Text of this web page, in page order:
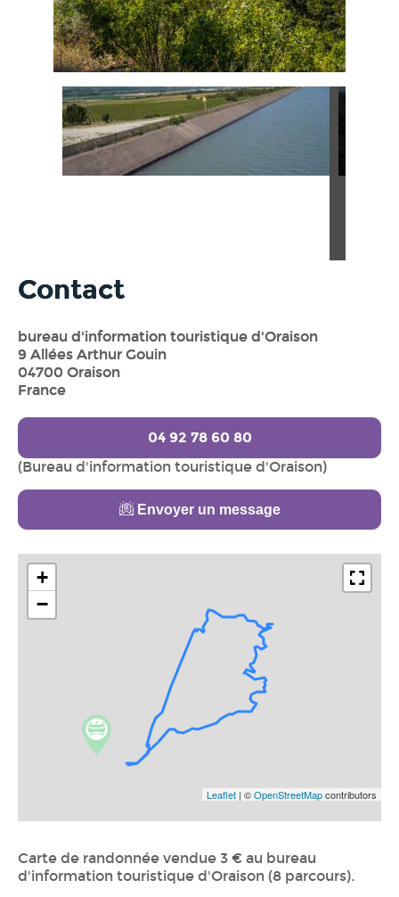
Contact
bureau d'information touristique d'Oraison
9 Allées Arthur Gouin
04700 Oraison
France
04 92 78 60 80
(Bureau d'information touristique d'Oraison)
Envoyer un message
+
−
Leaflet | ©OpenStreetMapcontributors
Carte de randonnée vendue 3 € au bureau
d'information touristique d'Oraison (8 parcours).